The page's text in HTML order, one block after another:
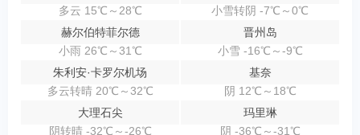
多云 15℃～28℃
小雪转阴 -7℃～0℃
赫尔伯特菲尔德
小雨 26℃～31℃
晋州岛
小雪 -16℃～-9℃
朱利安·卡罗尔机场
多云转晴 20℃～32℃
基奈
阴 12℃～18℃
大理石尖
阴转晴 -32℃～-26℃
玛里琳
阴 -36℃～-31℃